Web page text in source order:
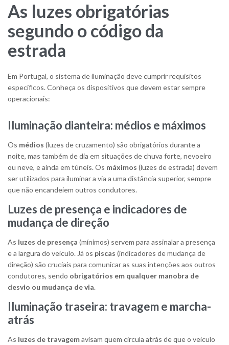
As luzes obrigatórias
segundo o código da
estrada
Em Portugal, o sistema de iluminação deve cumprir requisitos
específicos. Conheça os dispositivos que devem estar sempre
operacionais:
Iluminação dianteira: médios e máximos
Os médios (luzes de cruzamento) são obrigatórios durante a
noite, mas também de dia em situações de chuva forte, nevoeiro
ou neve, e ainda em túneis. Os máximos (luzes de estrada) devem
ser utilizados para iluminar a via a uma distância superior, sempre
que não encandeiem outros condutores.
Luzes de presença e indicadores de
mudança de direção
As luzes de presença (mínimos) servem para assinalar a presença
e a largura do veículo. Já os piscas (indicadores de mudança de
direção) são cruciais para comunicar as suas intenções aos outros
condutores, sendo obrigatórios em qualquer manobra de
desvio ou mudança de via.
Iluminação traseira: travagem e marcha-
atrás
As luzes de travagemavisam quem circula atrás de que o veículo